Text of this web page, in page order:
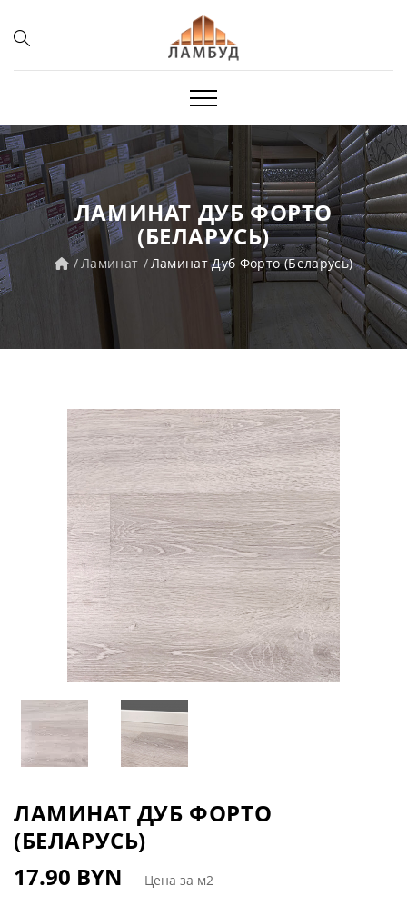
ЛАМИНАТ ДУБ ФОРТО
(БЕЛАРУСЬ)
Ламинат Ламинат Дуб Форто (Беларусь)
ЛАМИНАТ ДУБ ФОРТО
(БЕЛАРУСЬ)
17.90 BYN
Цена за м2